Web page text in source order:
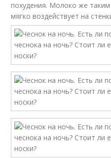
похудения. Молоко же
мягко воздействует на